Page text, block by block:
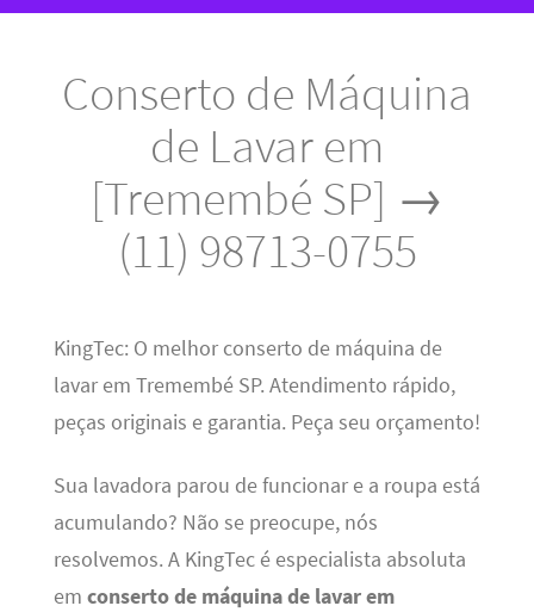
Conserto de Máquina
de Lavar em
[Tremembé SP] →
(11) 98713-0755
KingTec: O melhor conserto de máquina de
lavar em Tremembé SP. Atendimento rápido,
peças originais e garantia. Peça seu orçamento!
Sua lavadora parou de funcionar e a roupa está
acumulando? Não se preocupe, nós
resolvemos. A KingTec é especialista absoluta
em conserto de máquina de lavar em